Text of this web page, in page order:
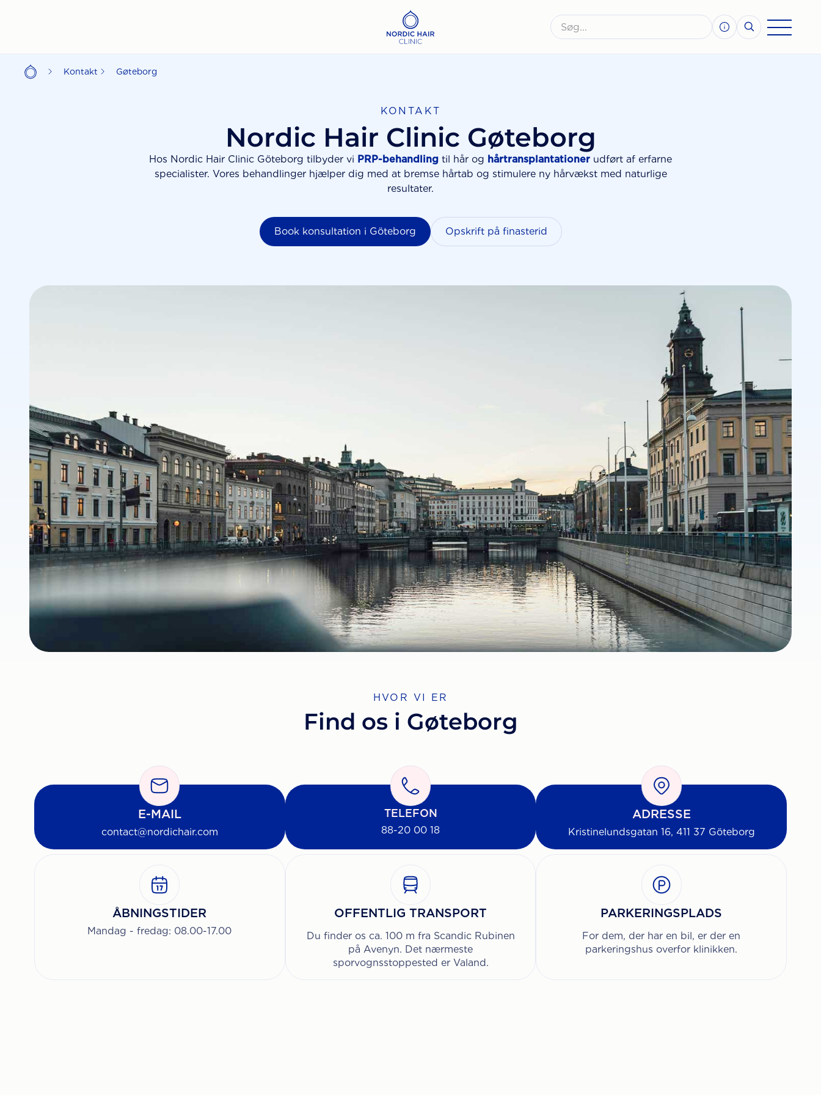
Kontakt Gøteborg
KONTAKT
Nordic Hair Clinic Gøteborg
Hos Nordic Hair Clinic Göteborg tilbyder vi PRP-behandling til hår og hårtransplantationer udført af erfarne
specialister. Vores behandlinger hjælper dig med at bremse hårtab og stimulere ny hårvækst med naturlige
resultater.
Book konsultation i Göteborg Opskrift på finasterid
HVOR VI ER
Find os i Gøteborg
E-MAIL
contact@nordichair.com
TELEFON
88-20 00 18
ADRESSE
Kristinelundsgatan 16, 411 37 Göteborg
ÅBNINGSTIDER
Mandag - fredag: 08.00-17.00
OFFENTLIG TRANSPORT
Du finder os ca. 100 m fra Scandic Rubinen
på Avenyn. Det nærmeste
sporvognsstoppested er Valand.
PARKERINGSPLADS
For dem, der har en bil, er der en
parkeringshus overfor klinikken.